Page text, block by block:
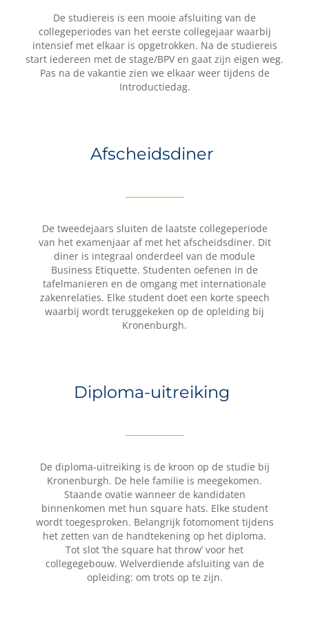
De studiereis is een mooie afsluiting van de
collegeperiodes van het eerste collegejaar waarbij
intensief met elkaar is opgetrokken. Na de studiereis
start iedereen met de stage/BPV en gaat zijn eigen weg.
Pas na de vakantie zien we elkaar weer tijdens de
Introductiedag.
Afscheidsdiner
De tweedejaars sluiten de laatste collegeperiode
van het examenjaar af met het afscheidsdiner. Dit
diner is integraal onderdeel van de module
Business Etiquette. Studenten oefenen in de
tafelmanieren en de omgang met internationale
zakenrelaties. Elke student doet een korte speech
waarbij wordt teruggekeken op de opleiding bij
Kronenburgh.
Diploma-uitreiking
De diploma-uitreiking is de kroon op de studie bij
Kronenburgh. De hele familie is meegekomen.
Staande ovatie wanneer de kandidaten
binnenkomen met hun square hats. Elke student
wordt toegesproken. Belangrijk fotomoment tijdens
het zetten van de handtekening op het diploma.
Tot slot ’the square hat throw’ voor het
collegegebouw. Welverdiende afsluiting van de
opleiding: om trots op te zijn.